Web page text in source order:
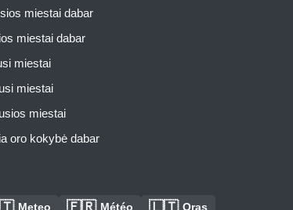
miestai dabar
miestai dabar
miestai
miestai
miestai
oro kokybė dabar
Meteo Météo Oras